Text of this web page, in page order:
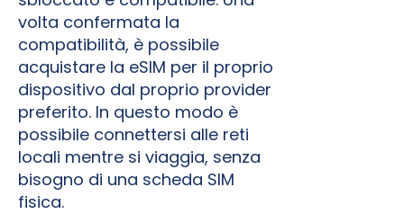
volta confermata la
compatibilità, è possibile
acquistare la eSIM per il proprio
dispositivo dal proprio provider
preferito. In questo modo è
possibile connettersi alle reti
locali mentre si viaggia, senza
bisogno di una scheda SIM
fisica.